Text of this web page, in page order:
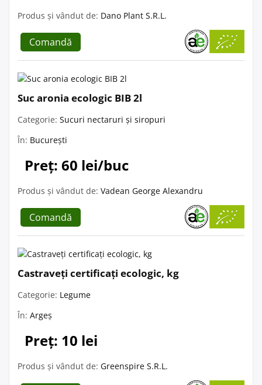
Produs și vândut de: Dano Plant S.R.L.
Comandă
Suc aronia ecologic BIB 2l
Categorie: Sucuri nectaruri și siropuri
În: București
Preț: 60 lei/buc
Produs și vândut de: Vadean George Alexandru
Comandă
Castraveți certificați ecologic, kg
Categorie: Legume
În: Argeș
Preț: 10 lei
Produs și vândut de: Greenspire S.R.L.